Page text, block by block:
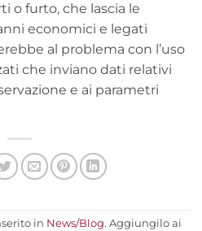
o furto, che lascia le
economici e legati
al problema con l’uso
che inviano dati relativi
e ai parametri
in News/Blog. Aggiungilo ai